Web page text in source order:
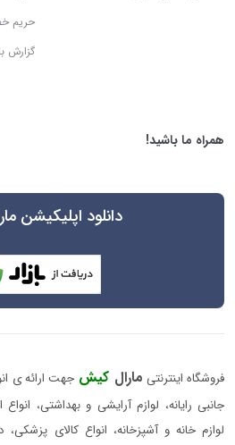
حریم
گزارش
همراه ما باشید!
دانلود اپلیکیشن
فروشگاه اینترنتی مارال کیش جهت ارائه ی
جانبی رایانه، لوازم آرایشی و بهداشتی،
لوازم خانه و آشپزخانه، انواع کالای